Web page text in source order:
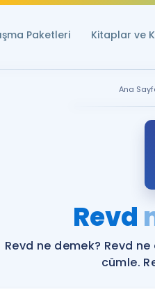
Paketleri Kitaplar ve
Ana
Revd
Revd ne demek? Revd
cümle.